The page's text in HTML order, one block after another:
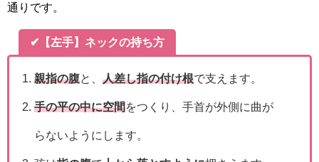
通りです。
✔【左手】ネックの持ち方
親指の腹と、人差し指の付け根で支えます。
手の平の中に空間をつくり、手首が外側に曲が
らないようにします。